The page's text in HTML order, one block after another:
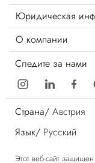
Юридическая
О компании
Следите за нами
Страна/ Австрия
Язык/ Русский
Этот веб-сайт